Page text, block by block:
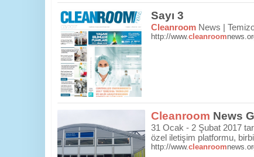
Sayı 3
Cleanroom News |
http://www.cleanroom
Cleanroom News
31 Ocak - 2 Şubat 2017
özel iletişim platformu,
http://www.cleanroom